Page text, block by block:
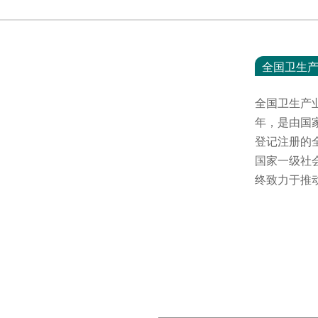
全国卫生
全国卫生产
年，是由国
登记注册的
国家一级社
终致力于推